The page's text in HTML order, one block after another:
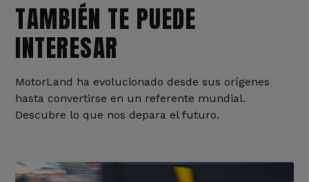
TAMBIÉN TE PUEDE
INTERESAR
MotorLand ha evolucionado desde sus orígenes
hasta convertirse en un referente mundial.
Descubre lo que nos depara el futuro.